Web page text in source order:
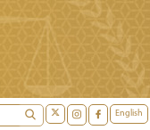
English